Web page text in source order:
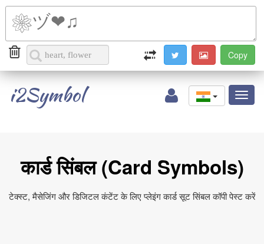
i2Symbol
कार्ड सिंबल (Card Symbols)
टेक्स्ट, मैसेजिंग और डिजिटल कंटेंट के लिए प्लेइंग कार्ड सूट सिंबल कॉपी पेस्ट करें